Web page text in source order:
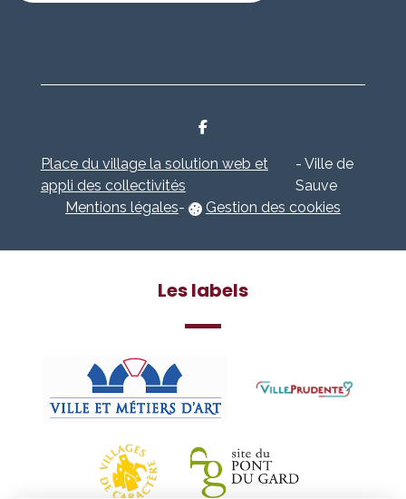
Place du village la solution web et
appli des collectivités
- Ville de
Sauve
Mentions légales- Gestion des cookies
Les labels